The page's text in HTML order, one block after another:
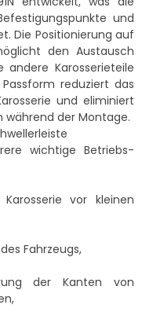
und
Die Positionierung auf
den Austausch
Karosserieteile
reduziert das
und eliminiert
während der Montage.
wichtige Betriebs-
vor kleinen
Fahrzeugs,
der Kanten von